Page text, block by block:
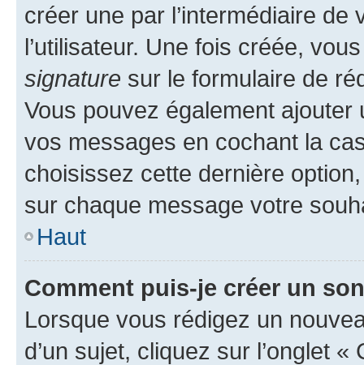
créer une par l’intermédiaire
l’utilisateur. Une fois créée,
signature sur le formulaire de
Vous pouvez également
vos messages en cochant la
choisissez cette dernière
sur chaque message votre
Haut
Comment puis-je créer un
Lorsque vous rédigez un
d’un sujet, cliquez sur l’onglet